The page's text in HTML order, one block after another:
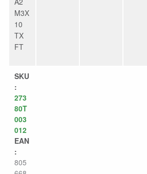
M3X
10
TX
FT
SKU
:
273
80T
003
012
EAN
:
805